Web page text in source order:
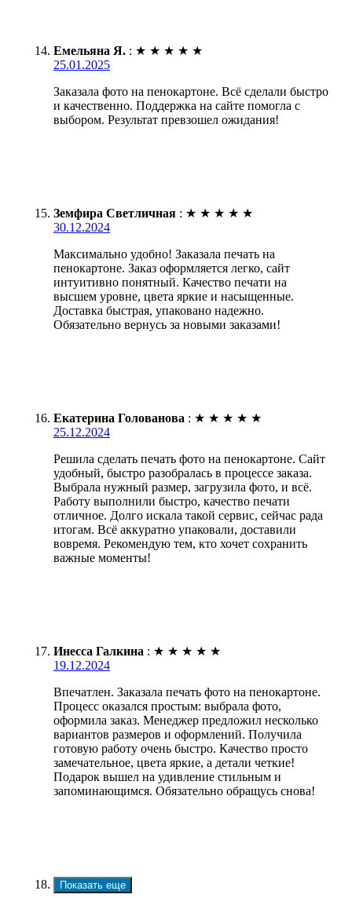
Емельяна Я. : ★ ★ ★ ★ ★
25.01.2025
Заказала фото на пенокартоне. Всё сделали быстро
и качественно. Поддержка на сайте помогла с
выбором. Результат превзошел ожидания!
Земфира Светличная : ★ ★ ★ ★ ★
30.12.2024
Максимально удобно! Заказала печать на
пенокартоне. Заказ оформляется легко, сайт
интуитивно понятный. Качество печати на
высшем уровне, цвета яркие и насыщенные.
Доставка быстрая, упаковано надежно.
Обязательно вернусь за новыми заказами!
Екатерина Голованова : ★ ★ ★ ★ ★
25.12.2024
Решила сделать печать фото на пенокартоне. Сайт
удобный, быстро разобралась в процессе заказа.
Выбрала нужный размер, загрузила фото, и всё.
Работу выполнили быстро, качество печати
отличное. Долго искала такой сервис, сейчас рада
итогам. Всё аккуратно упаковали, доставили
вовремя. Рекомендую тем, кто хочет сохранить
важные моменты!
Инесса Галкина : ★ ★ ★ ★ ★
19.12.2024
Впечатлен. Заказала печать фото на пенокартоне.
Процесс оказался простым: выбрала фото,
оформила заказ. Менеджер предложил несколько
вариантов размеров и оформлений. Получила
готовую работу очень быстро. Качество просто
замечательное, цвета яркие, а детали четкие!
Подарок вышел на удивление стильным и
запоминающимся. Обязательно обращусь снова!
Показать еще